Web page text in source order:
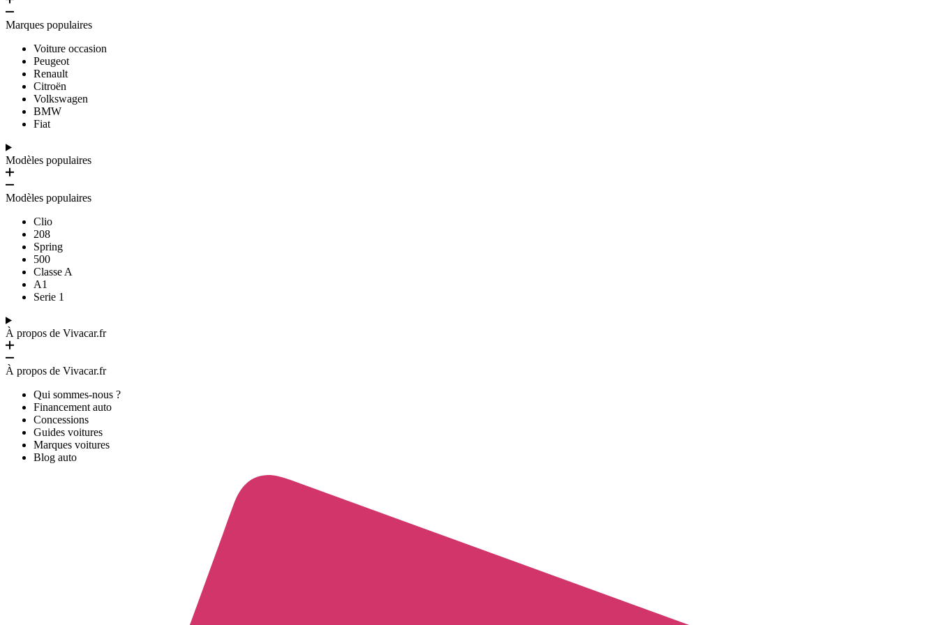
Marques populaires
Voiture occasion
Peugeot
Renault
Citroën
Volkswagen
BMW
Fiat
Modèles populaires
Modèles populaires
Clio
208
Spring
500
Classe A
A1
Serie 1
À propos de Vivacar.fr
À propos de Vivacar.fr
Qui sommes-nous ?
Financement auto
Concessions
Guides voitures
Marques voitures
Blog auto